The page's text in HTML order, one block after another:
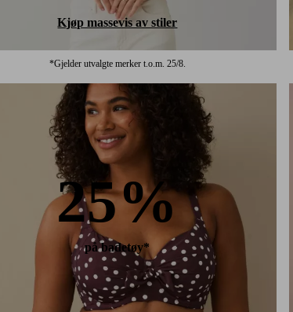
Kjøp massevis av stiler
*Gjelder utvalgte merker t.o.m. 25/8.
25%
på badetøy*